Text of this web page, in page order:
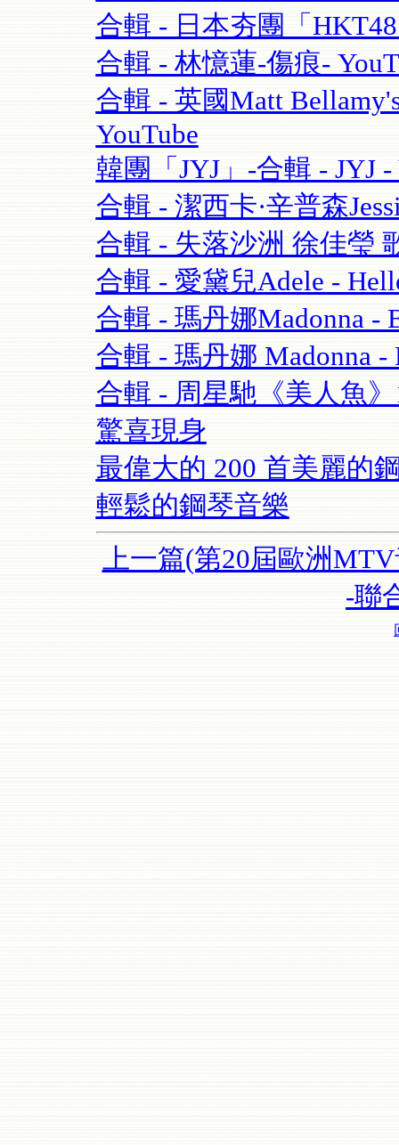
合輯 - 日本夯團「
合輯 - 林憶蓮-傷痕-
合輯 - 英國Matt
YouTube
韓團「JYJ」-合輯 - JYJ -
合輯 - 潔西卡·辛普森
合輯 - 失落沙洲 徐佳瑩
合輯 - 愛黛兒Adele -
合輯 - 瑪丹娜Madonna -
合輯 - 瑪丹娜 Madonna -
合輯 - 周星馳《美人魚
驚喜現身
最偉大的 200 首美麗的
輕鬆的鋼琴音樂
上一篇(第20屆歐洲
-聯